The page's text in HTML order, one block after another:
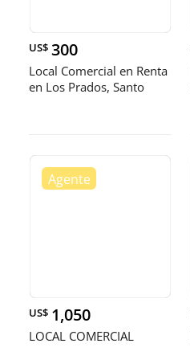
US$ 300
Local Comercial en Renta
en Los Prados, Santo
US$ 1,050
LOCAL COMERCIAL